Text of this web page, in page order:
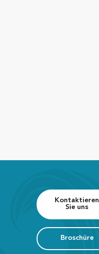
Kontaktieren
Sie uns
Broschüre